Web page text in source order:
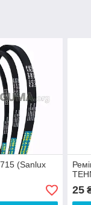
(Sanlux
25